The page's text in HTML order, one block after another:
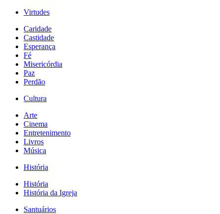
Virtudes
Caridade
Castidade
Esperança
Fé
Misericórdia
Paz
Perdão
Cultura
Arte
Cinema
Entretenimento
Livros
Música
História
História
História da Igreja
Santuários